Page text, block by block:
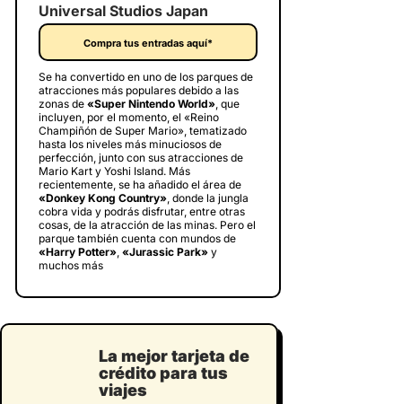
Universal Studios Japan
Compra tus entradas aquí*
Se ha convertido en uno de los parques de
atracciones más populares debido a las
zonas de «Super Nintendo World» , que
incluyen, por el momento, el «Reino
Champiñón de Super Mario», tematizado
hasta los niveles más minuciosos de
perfección, junto con sus atracciones de
Mario Kart y Yoshi Island. Más
recientemente, se ha añadido el área de
«Donkey Kong Country» , donde la jungla
cobra vida y podrás disfrutar, entre otras
cosas, de la atracción de las minas. Pero el
parque también cuenta con mundos de
«Harry Potter» «Jurassic Park» y
muchos más
La mejor tarjeta de
crédito para tus
viajes